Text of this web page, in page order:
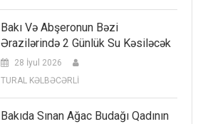
Bakı Və Abşeronun Bəzi
Ərazilərində 2 Günlük Su Kəsiləcək
28 İyul 2026
TURAL KƏLBƏCƏRLİ
Bakıda Sınan Ağac Budağı Qadının